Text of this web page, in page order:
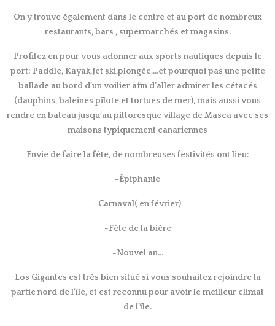
On y trouve également dans le centre et au port de nombreux
restaurants, bars , supermarchés et magasins.
Profitez en pour vous adonner aux sports nautiques depuis le
port: Paddle, Kayak,Jet ski,plongée,…et pourquoi pas une petite
ballade au bord d’un voilier afin d’aller admirer les cétacés
(dauphins, baleines pilote et tortues de mer), mais aussi vous
rendre en bateau jusqu’au pittoresque village de Masca avec ses
maisons typiquement canariennes
Envie de faire la fête, de nombreuses festivités ont lieu:
-Épiphanie
-Carnaval( en février)
-Fête de la bière
-Nouvel an…
Los Gigantes est très bien situé si vous souhaitez rejoindre la
partie nord de l’île, et est reconnu pour avoir le meilleur climat
de l’île.